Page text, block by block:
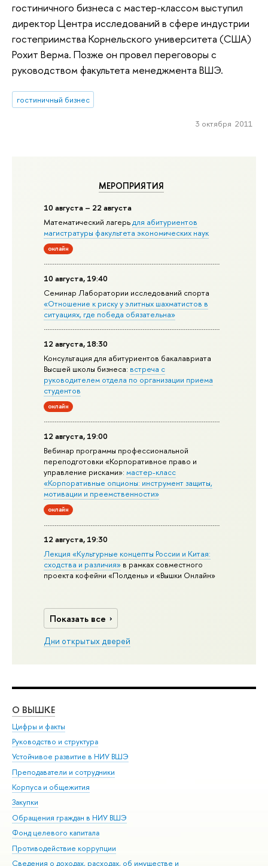
МЕРОПРИЯТИЯ
10 августа – 22 августа
Математический лагерьдля абитуриентов
магистратуры факультета экономических наук
онлайн
10 августа, 19:40
Семинар Лаборатории исследований спорта
«Отношение к риску у элитных шахматистов в
ситуациях, где победа обязательна»
12 августа, 18:30
Консультация для абитуриентов бакалавриата
Высшей школы бизнеса: встреча с
руководителем отдела по организации приема
студентов
онлайн
12 августа, 19:00
Вебинар программы профессиональной
переподготовки «Корпоративное право и
управление рисками»:мастер-класс
«Корпоративные опционы: инструмент защиты,
мотивации и преемственности»
онлайн
12 августа, 19:30
Лекция «Культурные концепты России и Китая:
сходства и различия» в рамках совместного
проекта кофейни «Полдень» и «Вышки Онлайн»
Показать все
Дни открытых дверей
гостиничного бизнеса с мастер-классом выступил
директор Центра исследований в сфере индустрии
гостеприимства Корнельского университета (США)
Рохит Верма. Позже он провел переговоры с
руководством факультета менеджмента ВШЭ.
гостиничный бизнес
3 октября 2011
О ВЫШКЕ
Цифры и факты
Руководство и структура
Устойчивое развитие в НИУ ВШЭ
Преподаватели и сотрудники
Корпуса и общежития
Закупки
Обращения граждан в НИУ ВШЭ
Фонд целевого капитала
Противодействие коррупции
Сведения о доходах, расходах, об имуществе и